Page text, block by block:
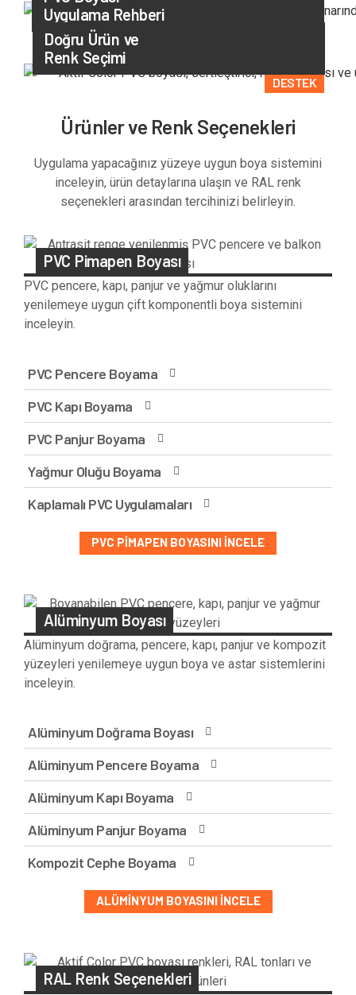
Uygulama Rehberi
DESTEK
Doğru Ürün ve
Renk Seçimi
Ürünler ve Renk Seçenekleri
Uygulama yapacağınız yüzeye uygun boya sistemini
inceleyin, ürün detaylarına ulaşın ve RAL renk
seçenekleri arasından tercihinizi belirleyin.
PVC Pimapen Boyası
PVC pencere, kapı, panjur ve yağmur oluklarını
yenilemeye uygun çift komponentli boya sistemini
inceleyin.
PVC Pencere Boyama
PVC Kapı Boyama
PVC Panjur Boyama
Yağmur Oluğu Boyama
Kaplamalı PVC Uygulamaları
PVC PIMAPEN BOYASINI İNCELE
Alüminyum Boyası
Alüminyum doğrama, pencere, kapı, panjur ve kompozit
yüzeyleri yenilemeye uygun boya ve astar sistemlerini
inceleyin.
Alüminyum Doğrama Boyası
Alüminyum Pencere Boyama
Alüminyum Kapı Boyama
Alüminyum Panjur Boyama
Kompozit Cephe Boyama
ALÜMINYUM BOYASINI İNCELE
RAL Renk Seçenekleri